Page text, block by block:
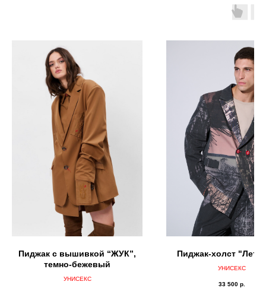
Пиджак с вышивкой “ЖУК”,
темно-бежевый
УНИСЕКС
Пиджак-холст
УНИСЕКС
33 500 р.